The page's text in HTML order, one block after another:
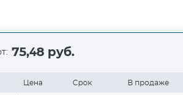
75,48 руб.
Цена Срок В продаже